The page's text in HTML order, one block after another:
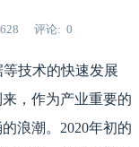
628 评论 0
技术的快速发展
，作为产业重要的
浪潮。2020年初的